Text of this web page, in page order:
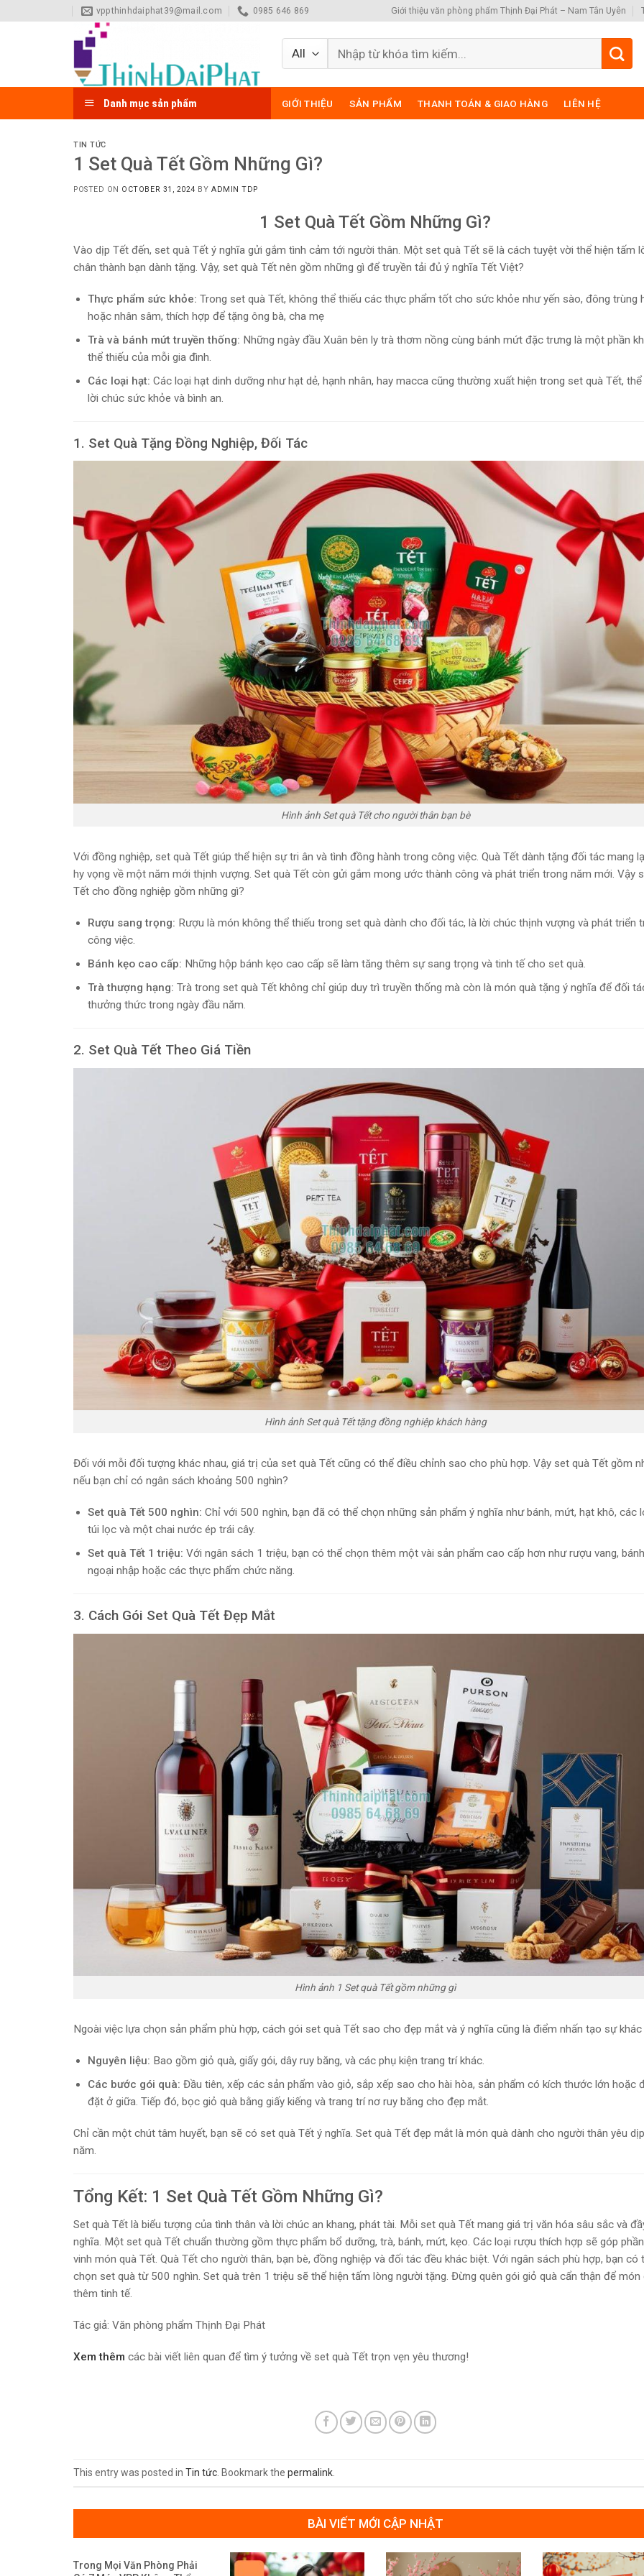
to
vppthinhdaiphat39@mail.com 0985 646 869 Giới thiệu văn phòng phẩm Thịnh Đại Phát – Nam Tân Uyên
Search
Danh mục sản phẩm GIỚI THIỆU SẢN PHẨM THANH TOÁN & GIAO HÀNG LIÊN HỆ
TIN TỨC
1 Set Quà Tết Gồm Những Gì?
POSTED ON OCTOBER 31, 2024 BY ADMIN TDP
1 Set Quà Tết Gồm Những Gì?
Vào dịp Tết đến, set quà Tết ý nghĩa gửi gắm tình cảm tới người thân. Một set quà Tết sẽ là cách tuyệt vời thể hiện tấm
chân thành bạn dành tặng. Vậy, set quà Tết nên gồm những gì để truyền tải đủ ý nghĩa Tết Việt?
Thực phẩm sức khỏe: Trong set quà Tết, không thể thiếu các thực phẩm tốt cho sức khỏe như yến sào, đông trùng
hoặc nhân sâm, thích hợp để tặng ông bà, cha mẹ
Trà và bánh mứt truyền thống: Những ngày đầu Xuân bên ly trà thơm nồng cùng bánh mứt đặc trưng là một phần
thể thiếu của mỗi gia đình.
Các loại hạt: Các loại hạt dinh dưỡng như hạt dẻ, hạnh nhân, hay macca cũng thường xuất hiện trong set quà Tết, thể
lời chúc sức khỏe và bình an.
1. Set Quà Tặng Đồng Nghiệp, Đối Tác
Hình ảnh Set quà Tết cho người thân bạn bè
Với đồng nghiệp, set quà Tết giúp thể hiện sự tri ân và tình đồng hành trong công việc. Quà Tết dành tặng đối tác mang
hy vọng về một năm mới thịnh vượng. Set quà Tết còn gửi gắm mong ước thành công và phát triển trong năm mới. Vậy
Tết cho đồng nghiệp gồm những gì?
Rượu sang trọng: Rượu là món không thể thiếu trong set quà dành cho đối tác, là lời chúc thịnh vượng và phát triển
công việc.
Bánh kẹo cao cấp: Những hộp bánh kẹo cao cấp sẽ làm tăng thêm sự sang trọng và tinh tế cho set quà.
Trà thượng hạng: Trà trong set quà Tết không chỉ giúp duy trì truyền thống mà còn là món quà tặng ý nghĩa để đối
thưởng thức trong ngày đầu năm.
2. Set Quà Tết Theo Giá Tiền
Hình ảnh Set quà Tết tặng đồng nghiệp khách hàng
Đối với mỗi đối tượng khác nhau, giá trị của set quà Tết cũng có thể điều chỉnh sao cho phù hợp. Vậy set quà Tết gồm
nếu bạn chỉ có ngân sách khoảng 500 nghìn?
Set quà Tết 500 nghìn: Chỉ với 500 nghìn, bạn đã có thể chọn những sản phẩm ý nghĩa như bánh, mứt, hạt khô, các
túi lọc và một chai nước ép trái cây.
Set quà Tết 1 triệu: Với ngân sách 1 triệu, bạn có thể chọn thêm một vài sản phẩm cao cấp hơn như rượu vang,
ngoại nhập hoặc các thực phẩm chức năng.
3. Cách Gói Set Quà Tết Đẹp Mắt
Hình ảnh 1 Set quà Tết gồm những gì
Ngoài việc lựa chọn sản phẩm phù hợp, cách gói set quà Tết sao cho đẹp mắt và ý nghĩa cũng là điểm nhấn tạo sự khác
Nguyên liệu: Bao gồm giỏ quà, giấy gói, dây ruy băng, và các phụ kiện trang trí khác.
Các bước gói quà: Đầu tiên, xếp các sản phẩm vào giỏ, sắp xếp sao cho hài hòa, sản phẩm có kích thước lớn hoặc
đặt ở giữa. Tiếp đó, bọc giỏ quà bằng giấy kiếng và trang trí nơ ruy băng cho đẹp mắt.
Chỉ cần một chút tâm huyết, bạn sẽ có set quà Tết ý nghĩa. Set quà Tết đẹp mắt là món quà dành cho người thân yêu
năm.
Tổng Kết: 1 Set Quà Tết Gồm Những Gì?
Set quà Tết là biểu tượng của tình thân và lời chúc an khang, phát tài. Mỗi set quà Tết mang giá trị văn hóa sâu sắc và
nghĩa. Một set quà Tết chuẩn thường gồm thực phẩm bổ dưỡng, trà, bánh, mứt, kẹo. Các loại rượu thích hợp sẽ góp
vinh món quà Tết. Quà Tết cho người thân, bạn bè, đồng nghiệp và đối tác đều khác biệt. Với ngân sách phù hợp, bạn có
chọn set quà từ 500 nghìn. Set quà trên 1 triệu sẽ thể hiện tấm lòng người tặng. Đừng quên gói giỏ quà cẩn thận để món
thêm tinh tế.
Tác giả: Văn phòng phẩm Thịnh Đại Phát
Xem thêm các bài viết liên quan để tìm ý tưởng về set quà Tết trọn vẹn yêu thương!
This entry was posted in Tin tức . Bookmark the permalink
BÀI VIẾT MỚI CẬP NHẬT
Trong Mọi Văn Phòng Phải